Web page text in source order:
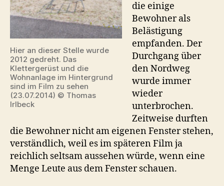
Hier an dieser Stelle wurde
2012 gedreht. Das
Klettergerüst und die
Wohnanlage im Hintergrund
sind im Film zu sehen
(23.07.2014) © Thomas
Irlbeck
die einige
Bewohner als
Belästigung
empfanden. Der
Durchgang über
den Nordweg
wurde immer
wieder
unterbrochen.
Zeitweise durften
die Bewohner nicht am eigenen Fenster stehen,
verständlich, weil es im späteren Film ja
reichlich seltsam aussehen würde, wenn eine
Menge Leute aus dem Fenster schauen.